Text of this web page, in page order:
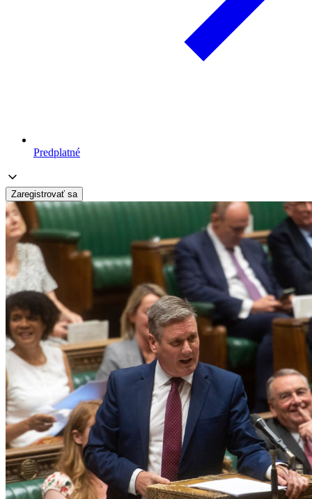
Predplatné
Zaregistrovať sa